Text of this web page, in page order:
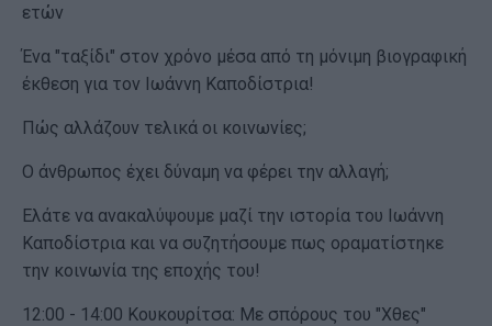
ετών
Ένα "ταξίδι" στον χρόνο μέσα από τη μόνιμη βιογραφική
έκθεση για τον Ιωάννη Καποδίστρια!
Πώς αλλάζουν τελικά οι κοινωνίες;
Ο άνθρωπος έχει δύναμη να φέρει την αλλαγή;
Ελάτε να ανακαλύψουμε μαζί την ιστορία του Ιωάννη
Καποδίστρια και να συζητήσουμε πως οραματίστηκε
την κοινωνία της εποχής του!
12:00 - 14:00 Κουκουρίτσα: Με σπόρους του "Χθες"